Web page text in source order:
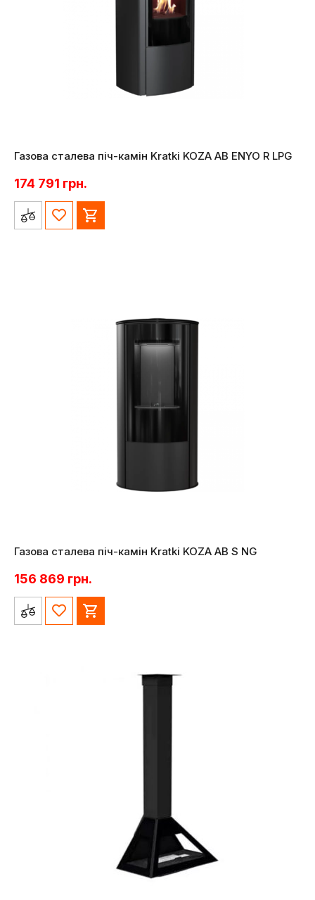
Газова сталева піч-камін Kratki KOZA AB ENYO R LPG
174 791 грн.
Газова сталева піч-камін Kratki KOZA AB S NG
156 869 грн.